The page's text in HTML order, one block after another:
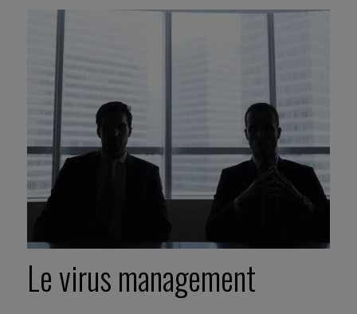
Le virus management